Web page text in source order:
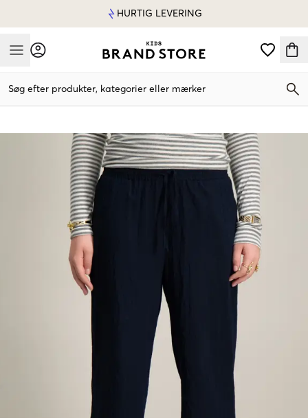
HURTIG LEVERING
Mobile Menu
Søg efter produkter, kategorier eller mærker